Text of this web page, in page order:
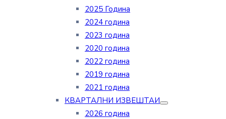
2025 Година
2024 година
2023 година
2020 година
2022 година
2019 година
2021 година
КВАРТАЛНИ ИЗВЕШТАИ
2026 година